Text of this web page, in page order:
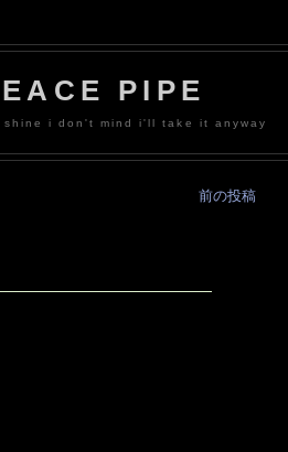
PIPE
i don't mind i'll take it anyway
前の投稿